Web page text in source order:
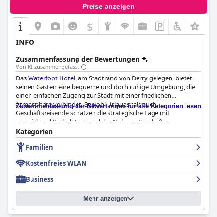
Ziel für eine Vielzahl von Reisenden macht.
Preise anzeigen
$
INFO
Zusammenfassung der Bewertungen
Von KI zusammengefasst
DasWaterfoot Hotel, am Stadtrand von Derry gelegen, bietet
seinen Gästen eine bequeme und doch ruhige Umgebung, die
einen einfachen Zugang zur Stadt mit einer friedlichen
Atmosphäre verbindet. Sowohl Urlaubs- als auch
Geschäftsreisende schätzen die strategische Lage mit
ausreichend Parkplätzen und der Nähe zu Geschäften,
Einzelhandelsparks und wichtigen Sehenswürdigkeiten wie dem
Krankenhaus und dem Flughafen Derry. Die gute Anbindung an
das Stadtzentrum und die Hauptverkehrsstraßen machen es zu
Umgebung zu erkunden.
Gäste haben im Allgemeinen eine positive Erfahrung mit dem
Frühstück und genießen die Qualität, den Geschmack und die
Vielfalt der Speisekarte, insbesondere das hervorragende irische
Frühstück und den aufmerksamen Service des freundlichen
Zusammenfassung der Bewertungen für alle Kategorien lesen
Kategorien
Familien
Kostenfreies WLAN
Business
Mehr anzeigen